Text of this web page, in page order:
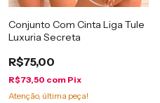
Conjunto Com Cinta Liga Tule
Luxuria Secreta
R$75,00
R$73,50 com Pix
Atenção, última peça!